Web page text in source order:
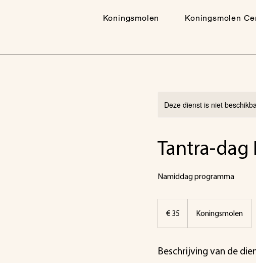
Koningsmolen Koningsmolen
Deze dienst is niet
Tantra-dag
Namiddag programma
€ 35 Koningsmolen
Beschrijving van de